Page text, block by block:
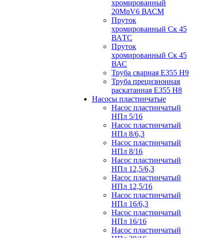
хромированный
20MnV6 ВАСM
Пруток
хромированный Ск 45
ВАTС
Пруток
хромированный Ск 45
ВАС
Труба сварная Е355 H9
Труба прецизионная
раскатанная E355 H8
Насосы пластинчатые
Насос пластинчатый
НПл 5/16
Насос пластинчатый
НПл 8/6,3
Насос пластинчатый
НПл 8/16
Насос пластинчатый
НПл 12,5/6,3
Насос пластинчатый
НПл 12,5/16
Насос пластинчатый
НПл 16/6,3
Насос пластинчатый
НПл 16/16
Насос пластинчатый